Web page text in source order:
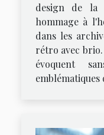
design de la
hommage à
dans les
rétro avec brio.
évoquent
emblématiques